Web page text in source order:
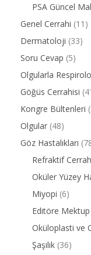
PSA Güncel
Genel Cerrahi (11)
Dermatoloji (33)
Soru Cevap (5)
Olgularla
Göğüs Cerrahisi
Kongre Bültenleri
Olgular (48)
Göz Hastalıkları
Refraktif
Oküler Yüzey
Miyopi (6)
Editöre Mektup
Oküloplasti ve
Şaşılık (36)